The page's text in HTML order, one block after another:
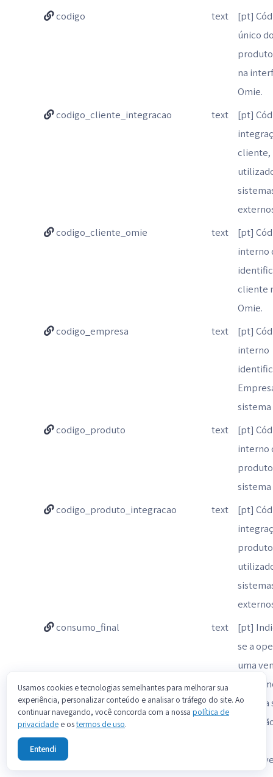
codigo
text
[pt]
único
na
Omie.
codigo_cliente_integracao
text
[pt]
cliente,
codigo_cliente_omie
text
[pt]
interno
cliente
Omie.
codigo_empresa
text
[pt]
interno
codigo_produto
text
[pt]
interno
codigo_produto_integracao
text
[pt]
consumo_final
text
[pt]
se a
uma
'S' para
para
Usamos cookies e tecnologias semelhantes para melhorar sua
experiência, personalizar conteúdo e analisar o tráfego do site. Ao
continuar navegando, você concorda com a nossa política de
privacidade e ostermos de uso.
Entendi